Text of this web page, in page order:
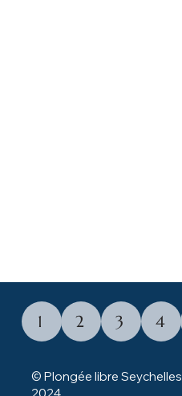
1 2 3 4
© Plongée libre Seychelles